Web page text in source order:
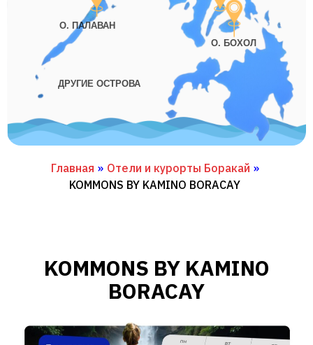
О. ПАЛАВАН
О. БОХОЛ
ДРУГИЕ ОСТРОВА
Главная » Отели и курорты Боракай »
KOMMONS BY KAMINO BORACAY
KOMMONS BY KAMINO
BORACAY